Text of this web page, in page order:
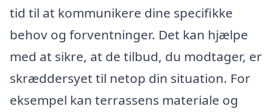
tid til at kommunikere dine specifikke
behov og forventninger. Det kan hjælpe
med at sikre, at de tilbud, du modtager, er
skræddersyet til netop din situation. For
eksempel kan terrassens materiale og